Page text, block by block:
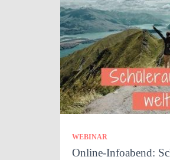
WEBINAR
Online-Infoabend: